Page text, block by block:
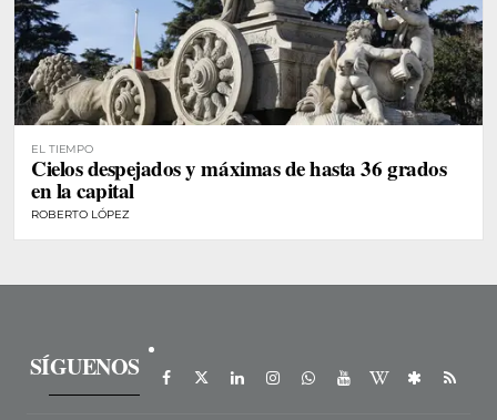
EL TIEMPO
Cielos despejados y máximas de hasta 36 grados
en la capital
ROBERTO LÓPEZ
SÍGUENOS